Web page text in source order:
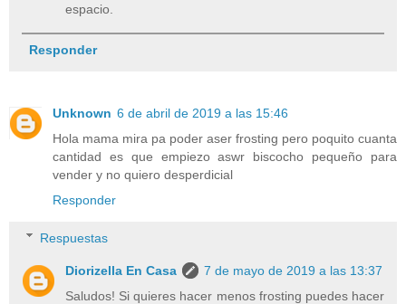
espacio.
Responder
Unknown 6 de abril de 2019 a las 15:46
Hola mama mira pa poder aser frosting pero poquito cuanta
cantidad es que empiezo aswr biscocho pequeño para
vender y no quiero desperdicial
Responder
Respuestas
Diorizella En Casa
7 de mayo de 2019 a las 13:37
Saludos! Si quieres hacer menos frosting puedes hacer